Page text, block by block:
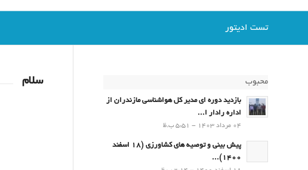
تست ادیتور
سلام محبوب
بازدید دوره ای مدیر کل هواشناسی مازندران از
اداره رادار ا...
04 مرداد 1403 - 5:51 ب.ظ
پیش بینی و توصیه های کشاورزی (18 اسفند
1400)...